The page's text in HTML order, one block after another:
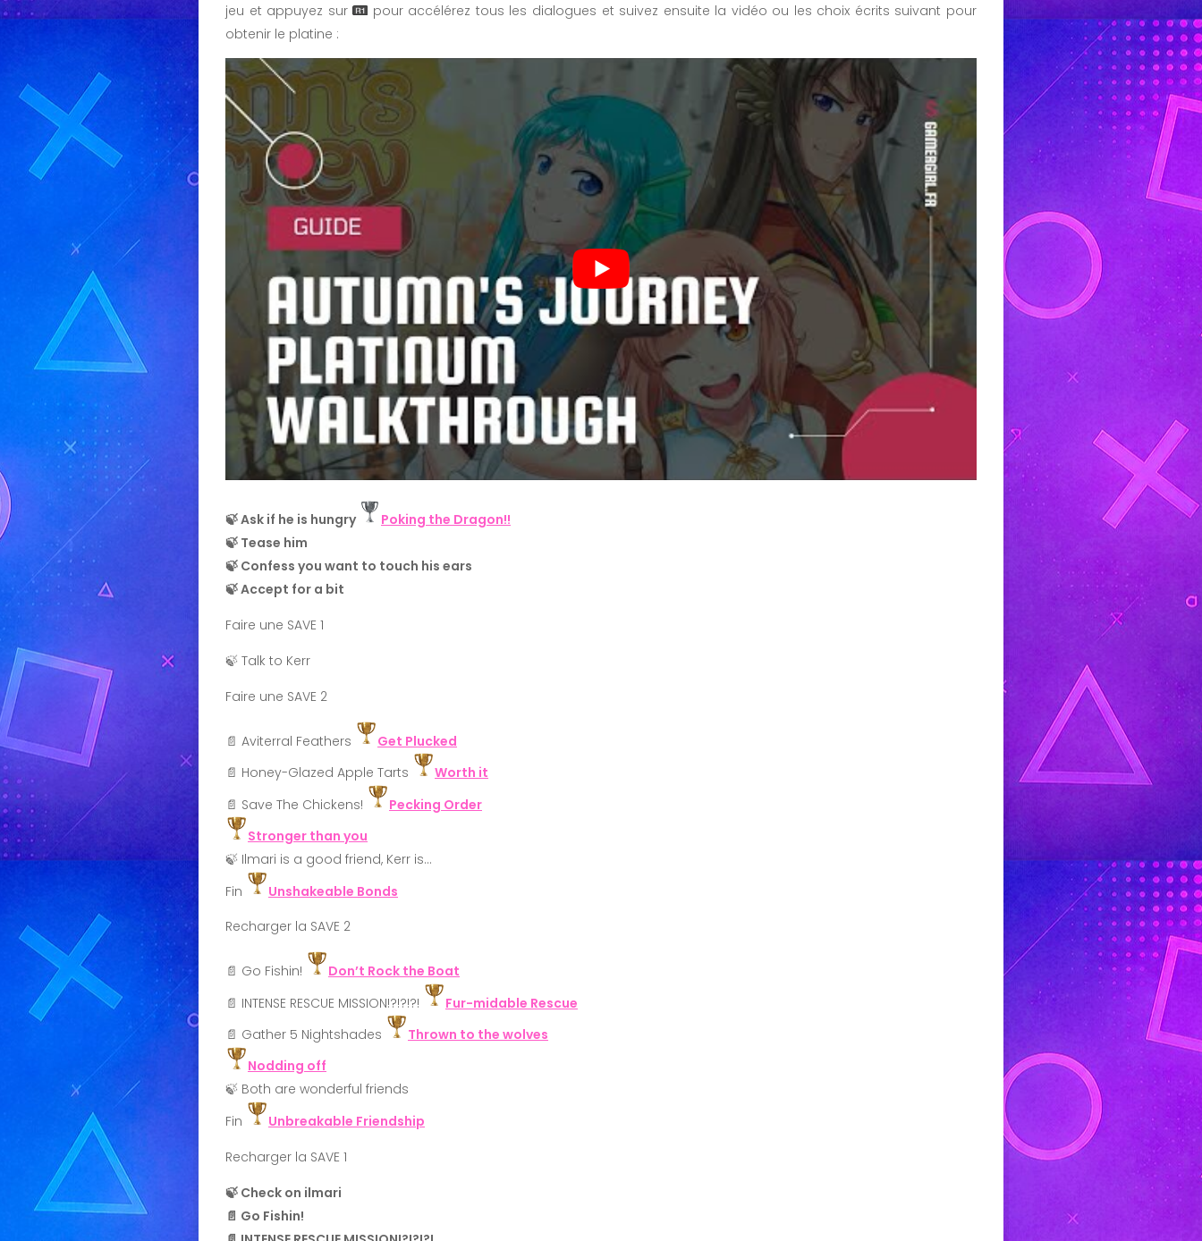
jeu et appuyez sur
pour accélérez tous les dialogues et suivez ensuite la vidéo ou les choix écrits suivant pour
obtenir le platine :
🍃 Ask if he is hungry
Poking the Dragon!!
🍃 Tease him
🍃 Confess you want to touch his ears
🍃 Accept for a bit
Faire une SAVE 1
🍃 Talk to Kerr
Faire une SAVE 2
📄 Aviterral Feathers
Get Plucked
📄 Honey-Glazed Apple Tarts
Worth it
📄 Save The Chickens!
Pecking Order
Stronger than you
🍃 Ilmari is a good friend, Kerr is…
Fin
Unshakeable Bonds
Recharger la SAVE 2
📄 Go Fishin!
Don’t Rock the Boat
📄 INTENSE RESCUE MISSION!?!?!?!
Fur-midable Rescue
📄 Gather 5 Nightshades
Thrown to the wolves
Nodding off
🍃 Both are wonderful friends
Fin
Unbreakable Friendship
Recharger la SAVE 1
🍃 Check on ilmari
📄 Go Fishin!